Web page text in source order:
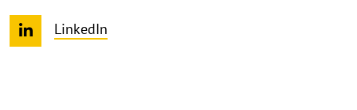
LinkedIn